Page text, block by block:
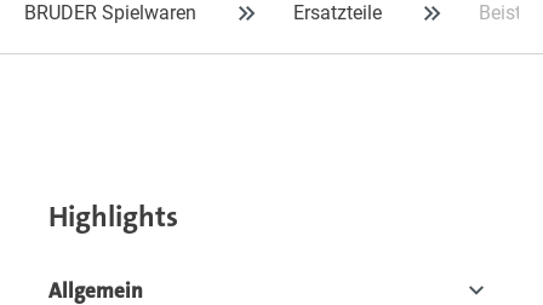
BRUDER Spielwaren Ersatzteile
Highlights
Allgemein